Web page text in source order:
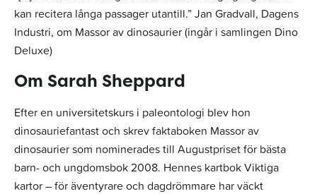
kan recitera långa passager utantill.” Jan Gradvall, Dagens
Industri, om Massor av dinosaurier (ingår i samlingen Dino
Deluxe)
Om Sarah Sheppard
Efter en universitetskurs i paleontologi blev hon
dinosauriefantast och skrev faktaboken Massor av
dinosaurier som nominerades till Augustpriset för bästa
barn- och ungdomsbok 2008. Hennes kartbok Viktiga
kartor – för äventyrare och dagdrömmare har väckt